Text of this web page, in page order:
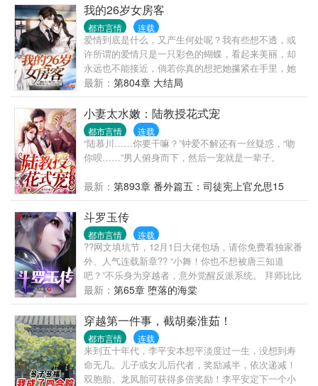
我的26岁女房客
都市言情 连载
爱情到底是什么，又产生何处呢？我有些想不透，或
许所谓的爱情只是一只彩色的蝴蝶，看起来美丽，却
永远也不能接近，倘若你真的想把她攥紧在手里，她
便会挣扎，然后在挣扎中摩擦掉了所有的色彩，从此
苍白。我好似有点明白，为什么我会如此的小心翼翼
了，因为害怕触及不到她的灵魂，却擦掉了那层美丽
的色彩！
最新： 第804章 大结局
小妻太水嫩：陆教授花式宠
都市言情 连载
“陆慕川……你要干嘛？”钟爱不解还有一丝疑惑，“吻
你呗……”男人俯身而下，然后一宠就是一辈子。
最新： 第893章 番外篇五：司徒宪上官允思15
斗罗玉传
都市言情 连载
??网文填坑节，12月1日大佬包场，请你免费看独家番
外、人气连载新章?? “小舞！你也不想被唐三知道
吧？”不乐身为穿越者，意外觉醒反派系统。 拜师比比
东，大师得 各位书友如果觉得《斗罗玉传》还不错的
话请不要忘记向您QQ群和微博里的朋友推荐哦！
最新： 第65章 堕落的海棠
穿越第一件事，截胡秦淮茹！
都市言情 连载
来到五十年代，李平安本想平淡度过一生，没想到寿
命无几。儿子或女儿后代者，奖励减半，依次递减！
双胞胎、龙凤胎可获得多倍奖励！李平安定下一个小